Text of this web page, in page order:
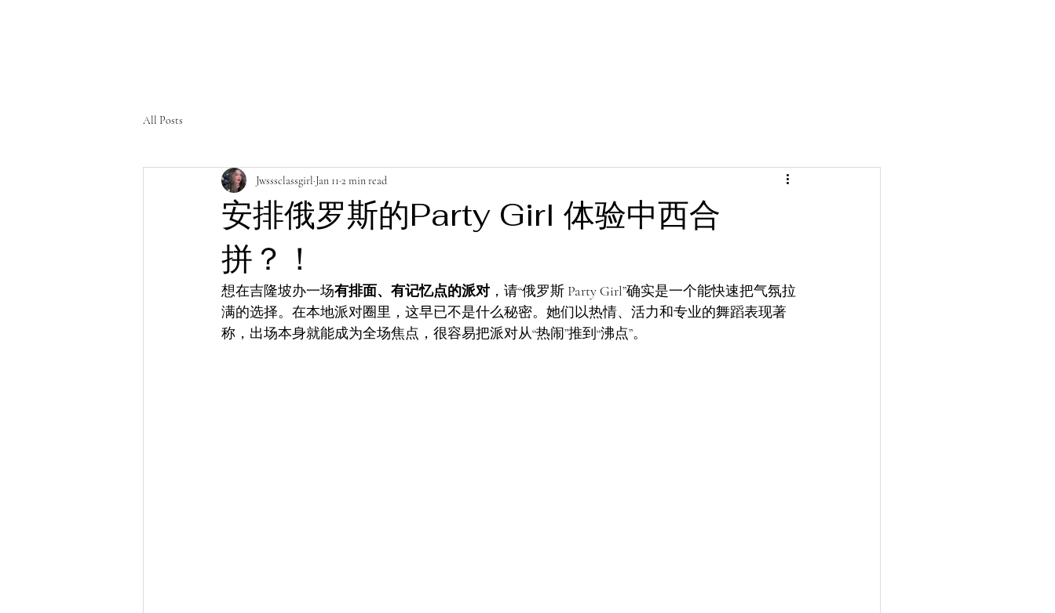
All Posts
安排俄罗斯的Party Girl 体验中西合
拼？！
Jwsssclassgirl Jan 11 2 min read
想在吉隆坡办一场有排面、有记忆点的派对 ，请“俄罗斯 Party Girl”确实是一个能快速把气氛拉
满的选择。在本地派对圈里，这早已不是什么秘密。她们以热情、活力和专业的舞蹈表现著
称，出场本身就能成为全场焦点，很容易把派对从“热闹”推到“沸点”。